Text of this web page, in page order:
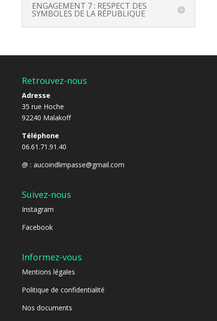
ENGAGEMENT 7 : RESPECT DES
SYMBOLES DE LA RÉPUBLIQUE
Retrouvez-nous
Adresse
35 rue Hoche
92240 Malakoff
Téléphone
06.61.71.91.40
@ : aucoindlimpasse@gmail.com
Suivez-nous
Instagram
Facebook
Informez-vous
Mentions légales
Politique de confidentialité
Nos documents